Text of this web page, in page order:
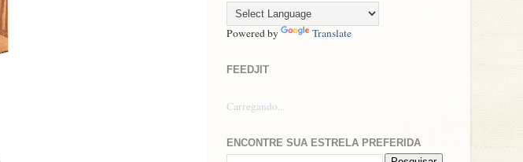
Powered by Translate
FEEDJIT
Carregando...
ENCONTRE SUA ESTRELA PREFERIDA